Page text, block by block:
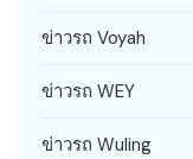
ข่าวรถ Voyah
ข่าวรถ WEY
ข่าวรถ Wuling